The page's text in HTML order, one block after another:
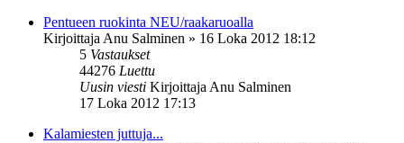
Pentueen ruokinta NEU/raakaruoalla
Kirjoittaja Anu Salminen » 16 Loka 2012 18:12
5 Vastaukset
44276 Luettu
Uusin viesti Kirjoittaja Anu Salminen
17 Loka 2012 17:13
Kalamiesten juttuja...